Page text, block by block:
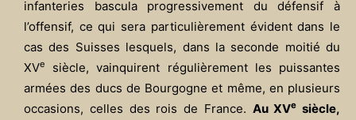
infanteries bascula progressivement du défensif à
l’offensif, ce qui sera particulièrement évident dans le
cas des Suisses lesquels, dans la seconde moitié du
XVe
siècle, vainquirent régulièrement les puissantes
armées des ducs de Bourgogne et même, en plusieurs
occasions, celles des rois de France. Au XVe siècle,